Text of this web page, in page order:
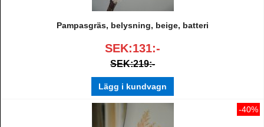
Pampasgräs, belysning, beige, batteri
SEK:131:-
SEK:219:-
Lägg i kundvagn
-40%